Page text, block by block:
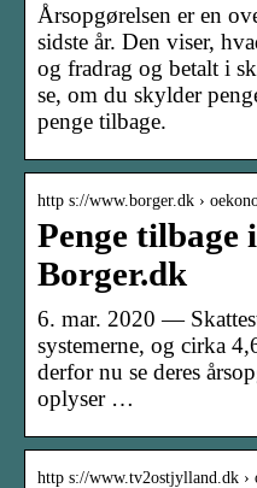
Årsopgørelsen er en
sidste år. Den viser,
og fradrag og betalt i
se, om du skylder
penge tilbage.
http s://www.borger.dk ›
Penge tilbage
Borger.dk
6. mar. 2020 —
systemerne, og cirka
derfor nu se deres
oplyser …
http s://www.tv2ostjylland.dk ›